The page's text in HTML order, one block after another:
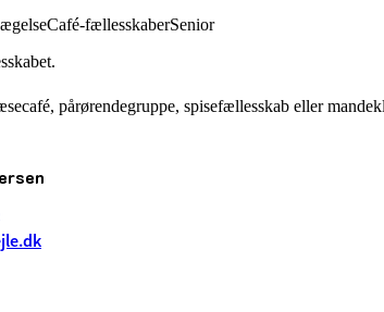
Café-fællesskaberSenior
pårørendegruppe, spisefællesskab eller